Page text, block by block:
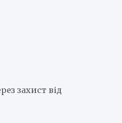
захист від